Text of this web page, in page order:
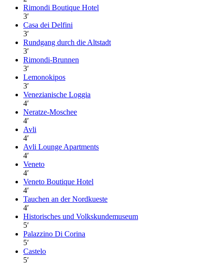
Rimondi Boutique Hotel
3′
Casa dei Delfini
3′
Rundgang durch die Altstadt
3′
Rimondi-Brunnen
3′
Lemonokipos
3′
Venezianische Loggia
4′
Neratze-Moschee
4′
Avli
4′
Avli Lounge Apartments
4′
Veneto
4′
Veneto Boutique Hotel
4′
Tauchen an der Nordkueste
4′
Historisches und Volkskundemuseum
5′
Palazzino Di Corina
5′
Castelo
5′